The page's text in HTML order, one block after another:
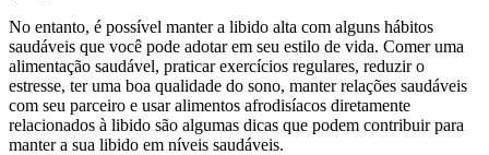
No entanto, é possível manter a libido alta com alguns hábitos
saudáveis que você pode adotar em seu estilo de vida. Comer uma
alimentação saudável, praticar exercícios regulares, reduzir o
estresse, ter uma boa qualidade do sono, manter relações saudáveis
com seu parceiro e usar alimentos afrodisíacos diretamente
relacionados à libido são algumas dicas que podem contribuir para
manter a sua libido em níveis saudáveis.